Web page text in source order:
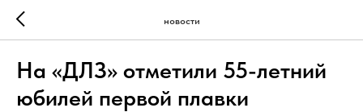
новости
На «ДЛЗ» отметили 55-летний
юбилей первой плавки